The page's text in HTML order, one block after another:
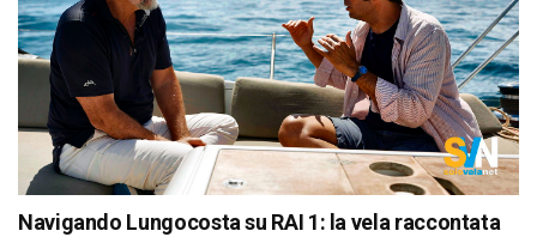
Navigando Lungocosta su RAI 1: la vela raccontata